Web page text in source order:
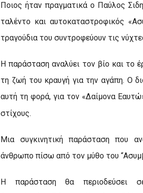
Ποιος ήταν πραγματικά ο Παύλος
ταλέντο και αυτοκαταστροφικός
τραγούδια του συντροφεύουν τις
Η παράσταση αναλύει τον βίο και το
τη ζωή του κραυγή για την αγάπη. Ο
αυτή τη φορά, για τον «Δαίμονα
στίχους.
Μια συγκινητική παράσταση που
άνθρωπο πίσω από τον μύθο του
Η παράσταση θα περιοδεύσει